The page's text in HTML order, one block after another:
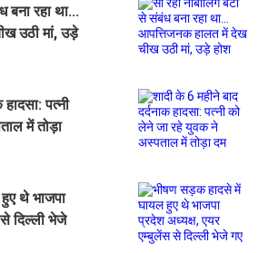
बना रहा था...
उठी मां, उड़े
पत्नी
में तोड़ा
थे भाजपा
दिल्ली भेजे